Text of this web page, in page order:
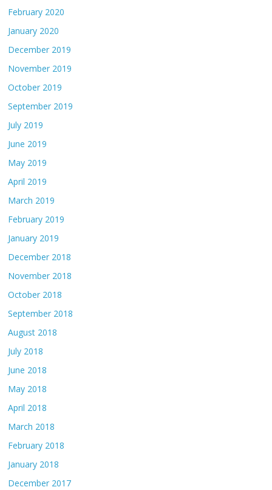
February 2020
January 2020
December 2019
November 2019
October 2019
September 2019
July 2019
June 2019
May 2019
April 2019
March 2019
February 2019
January 2019
December 2018
November 2018
October 2018
September 2018
August 2018
July 2018
June 2018
May 2018
April 2018
March 2018
February 2018
January 2018
December 2017